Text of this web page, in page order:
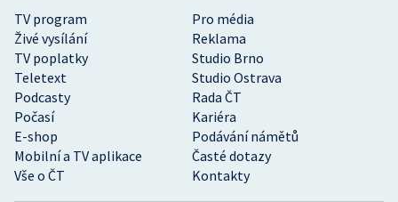
TV program
Pro média
Živé vysílání
Reklama
TV poplatky
Studio Brno
Teletext
Studio Ostrava
Podcasty
Rada ČT
Počasí
Kariéra
E-shop
Podávání námětů
Mobilní a TV aplikace
Časté dotazy
Vše o ČT
Kontakty